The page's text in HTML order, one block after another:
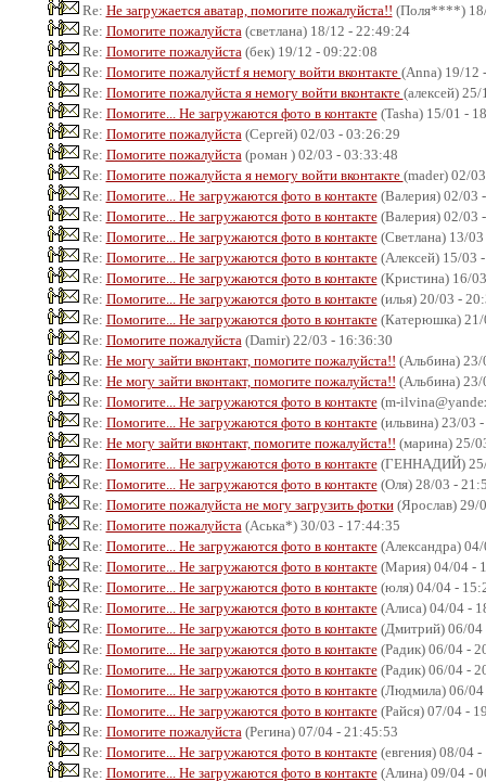
Re: Не загружается аватар, помогите пожалуйста!! (Поля****)
Re: Помогите пожалуйста (светлана) 18/12 - 22:49:24
Re: Помогите пожалуйста (бек) 19/12 - 09:22:08
Re: Помогите пожалуйстf я немогу войти вконтакте (Anna) 19/12
Re: Помогите пожалуйста я немогу войти вконтакте (алексей)
Re: Помогите... Не загружаются фото в контакте(Tasha) 15/01 -
Re: Помогите пожалуйста (Сергей) 02/03 - 03:26:29
Re: Помогите пожалуйста (роман ) 02/03 - 03:33:48
Re: Помогите пожалуйста я немогу войти вконтакте (mader) 02/
Re: Помогите... Не загружаются фото в контакте(Валерия) 02/03
Re: Помогите... Не загружаются фото в контакте(Валерия) 02/03
Re: Помогите... Не загружаются фото в контакте(Светлана) 13/
Re: Помогите... Не загружаются фото в контакте(Алексей) 15/03
Re: Помогите... Не загружаются фото в контакте(Кристина) 16/
Re: Помогите... Не загружаются фото в контакте(илья) 20/03 -
Re: Помогите... Не загружаются фото в контакте(Катерюшка) 21/
Re: Помогите пожалуйста (Damir) 22/03 - 16:36:30
Re: Не могу зайти вконтакт, помогите пожалуйста!! (Альбина)
Re: Не могу зайти вконтакт, помогите пожалуйста!! (Альбина)
Re: Помогите... Не загружаются фото в контакте(m-
Re: Помогите... Не загружаются фото в контакте(ильвина) 23/03
Re: Не могу зайти вконтакт, помогите пожалуйста!! (марина) 25/
Re: Помогите... Не загружаются фото в контакте(ГЕННАДИЙ) 25/
Re: Помогите... Не загружаются фото в контакте(Оля) 28/03 -
Re: Помогите пожалуйста не могу загрузить фотки(Ярослав) 29/
Re: Помогите пожалуйста (Аська*) 30/03 - 17:44:35
Re: Помогите... Не загружаются фото в контакте(Александра)
Re: Помогите... Не загружаются фото в контакте(Мария) 04/04 -
Re: Помогите... Не загружаются фото в контакте(юля) 04/04 -
Re: Помогите... Не загружаются фото в контакте(Алиса) 04/04 -
Re: Помогите... Не загружаются фото в контакте(Дмитрий) 06/04
Re: Помогите... Не загружаются фото в контакте(Радик) 06/04 -
Re: Помогите... Не загружаются фото в контакте(Радик) 06/04 -
Re: Помогите... Не загружаются фото в контакте(Людмила) 06/04
Re: Помогите... Не загружаются фото в контакте(Райся) 07/04 -
Re: Помогите пожалуйста (Регина) 07/04 - 21:45:53
Re: Помогите... Не загружаются фото в контакте(евгения) 08/04
Re: Помогите... Не загружаются фото в контакте(Алина) 09/04 -